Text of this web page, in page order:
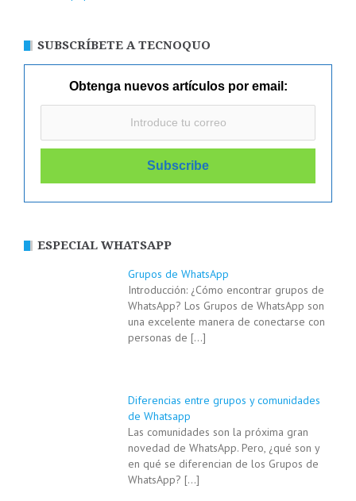
SUBSCRÍBETE A TECNOQUO
Obtenga nuevos artículos por email:
ESPECIAL WHATSAPP
Grupos de WhatsApp
Introducción: ¿Cómo encontrar grupos de
WhatsApp? Los Grupos de WhatsApp son
una excelente manera de conectarse con
personas de […]
Diferencias entre grupos y comunidades
de Whatsapp
Las comunidades son la próxima gran
novedad de WhatsApp. Pero, ¿qué son y
en qué se diferencian de los Grupos de
WhatsApp? […]